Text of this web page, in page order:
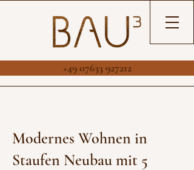
+49 07633 927212
Modernes Wohnen in
Staufen Neubau mit 5